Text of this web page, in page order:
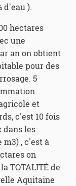
d'eau ).
hectares
une
an on obtient
pour des
5
et
c'est 10 fois
dans les
, c'est à
on
TOTALITÉ de
Aquitaine